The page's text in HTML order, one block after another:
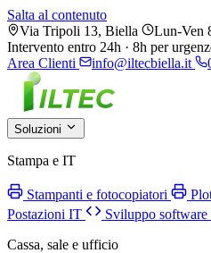
Salta al contenuto
Via Tripoli 13, Biella
Lun-Ven
Intervento entro 24h · 8h per
Area Clienti
info@iltecbiella.it
Soluzioni
Stampa e IT
Stampanti e fotocopiatori
Postazioni IT
Sviluppo software
Cassa, sale e ufficio